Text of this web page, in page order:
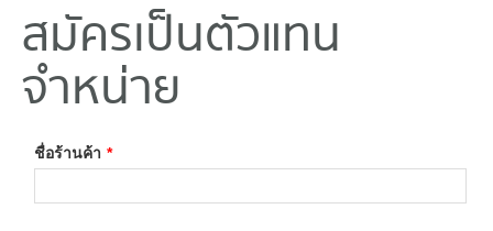
สมัครเป็นตัวแทน
จำหน่าย
ชื่อร้านค้า *